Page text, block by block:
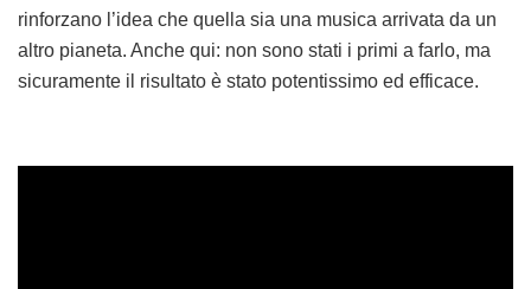
rinforzano l’idea che quella sia una musica arrivata da un
altro pianeta. Anche qui: non sono stati i primi a farlo, ma
sicuramente il risultato è stato potentissimo ed efficace.